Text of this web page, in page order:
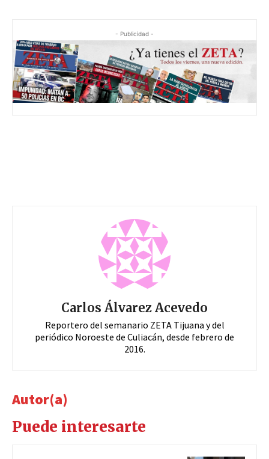
- Publicidad -
Carlos Álvarez Acevedo
Reportero del semanario ZETA Tijuana y del
periódico Noroeste de Culiacán, desde febrero de
2016.
Autor(a)
Puede interesarte